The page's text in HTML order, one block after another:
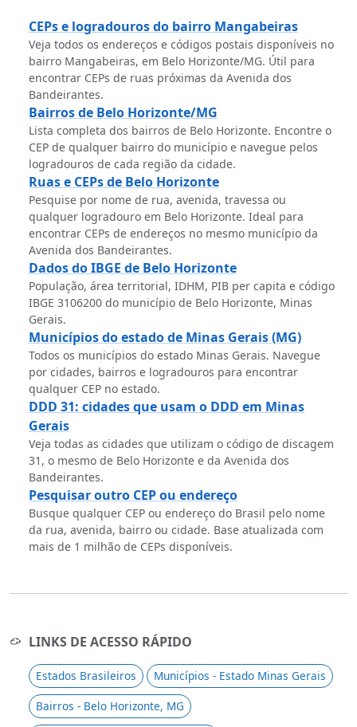
CEPs e logradouros do bairro Mangabeiras
Veja todos os endereços e códigos postais disponíveis no
bairro Mangabeiras, em Belo Horizonte/MG. Útil para
encontrar CEPs de ruas próximas da Avenida dos
Bandeirantes.
Bairros de Belo Horizonte/MG
Lista completa dos bairros de Belo Horizonte. Encontre o
CEP de qualquer bairro do município e navegue pelos
logradouros de cada região da cidade.
Ruas e CEPs de Belo Horizonte
Pesquise por nome de rua, avenida, travessa ou
qualquer logradouro em Belo Horizonte. Ideal para
encontrar CEPs de endereços no mesmo município da
Avenida dos Bandeirantes.
Dados do IBGE de Belo Horizonte
População, área territorial, IDHM, PIB per capita e código
IBGE 3106200 do município de Belo Horizonte, Minas
Gerais.
Municípios do estado de Minas Gerais (MG)
Todos os municípios do estado Minas Gerais. Navegue
por cidades, bairros e logradouros para encontrar
qualquer CEP no estado.
DDD 31: cidades que usam o DDD em Minas
Gerais
Veja todas as cidades que utilizam o código de discagem
31, o mesmo de Belo Horizonte e da Avenida dos
Bandeirantes.
Pesquisar outro CEP ou endereço
Busque qualquer CEP ou endereço do Brasil pelo nome
da rua, avenida, bairro ou cidade. Base atualizada com
mais de 1 milhão de CEPs disponíveis.
LINKS DE ACESSO RÁPIDO
Estados Brasileiros
Municípios - Estado Minas Gerais
Bairros - Belo Horizonte, MG